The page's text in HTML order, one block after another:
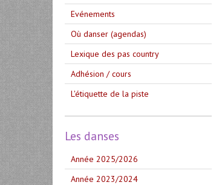
Evénements
Où danser (agendas)
Lexique des pas country
Adhésion / cours
L'étiquette de la piste
Les danses
Année 2025/2026
Année 2023/2024